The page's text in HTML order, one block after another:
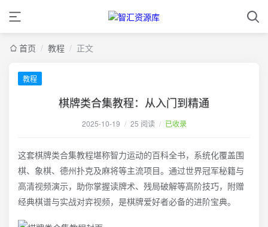
首页 / 教程 / 正文
教程
棋牌类合集教程：从入门到精通
2025-10-19 / 25 阅读 / 已收录
这套棋牌类合集教程堪称智力运动的百科全书，系统化覆盖围
棋、象棋、德州扑克及麻将等主流项目。通过世界冠军秘籍与
高清视频演示，助你掌握读牌术、残局破解等高阶技巧，附赠
经典棋谱与实战对弈视频，是棋牌爱好者必备的进阶宝典。